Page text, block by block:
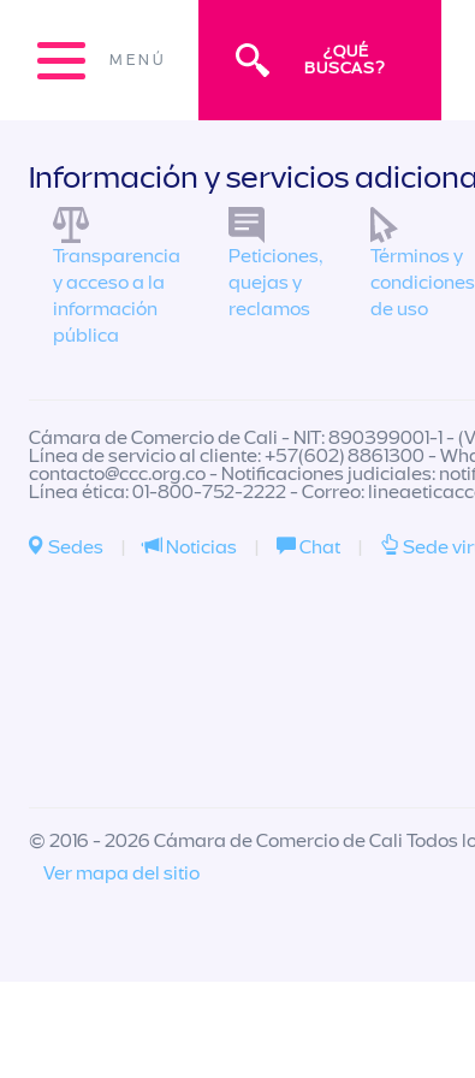
MENÚ
¿QUÉ
BUSCAS?
Información y servicios
Transparencia
y acceso a la
información
pública
Peticiones,
quejas y
reclamos
Términos y
condiciones
de uso
Cámara de Comercio de Cali - NIT: 890399001-1 -
Línea de servicio al cliente: +57(602) 8861300 -
contacto@ccc.org.co- Notificaciones judiciales:
Línea ética: 01-800-752-2222 - Correo:
Sedes | Noticias | Chat | Sede
© 2016 - 2026 Cámara de Comercio de Cali Todos
Ver mapa del sitio